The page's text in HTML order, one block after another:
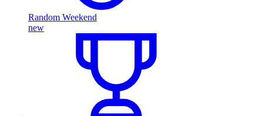
Random Weekend
new